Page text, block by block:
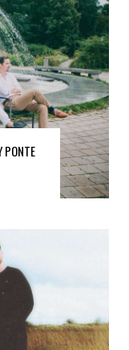
PONTE